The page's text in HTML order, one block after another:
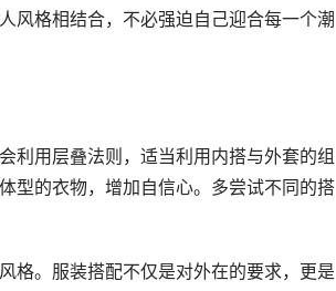
风格相结合，不必强迫自己迎合每一个潮
利用层叠法则，适当利用内搭与外套的组
型的衣物，增加自信心。多尝试不同的搭
格。服装搭配不仅是对外在的要求，更是